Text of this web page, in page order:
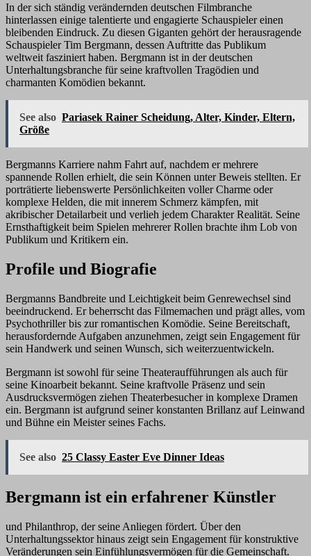
In der sich ständig verändernden deutschen Filmbranche
hinterlassen einige talentierte und engagierte Schauspieler einen
bleibenden Eindruck. Zu diesen Giganten gehört der herausragende
Schauspieler Tim Bergmann, dessen Auftritte das Publikum
weltweit fasziniert haben. Bergmann ist in der deutschen
Unterhaltungsbranche für seine kraftvollen Tragödien und
charmanten Komödien bekannt.
See also Pariasek Rainer Scheidung, Alter, Kinder, Eltern,
Größe
Bergmanns Karriere nahm Fahrt auf, nachdem er mehrere
spannende Rollen erhielt, die sein Können unter Beweis stellten. Er
porträtierte liebenswerte Persönlichkeiten voller Charme oder
komplexe Helden, die mit innerem Schmerz kämpfen, mit
akribischer Detailarbeit und verlieh jedem Charakter Realität. Seine
Ernsthaftigkeit beim Spielen mehrerer Rollen brachte ihm Lob von
Publikum und Kritikern ein.
Profile und Biografie
Bergmanns Bandbreite und Leichtigkeit beim Genrewechsel sind
beeindruckend. Er beherrscht das Filmemachen und prägt alles, vom
Psychothriller bis zur romantischen Komödie. Seine Bereitschaft,
herausfordernde Aufgaben anzunehmen, zeigt sein Engagement für
sein Handwerk und seinen Wunsch, sich weiterzuentwickeln.
Bergmann ist sowohl für seine Theateraufführungen als auch für
seine Kinoarbeit bekannt. Seine kraftvolle Präsenz und sein
Ausdrucksvermögen ziehen Theaterbesucher in komplexe Dramen
ein. Bergmann ist aufgrund seiner konstanten Brillanz auf Leinwand
und Bühne ein Meister seines Fachs.
See also 25 Classy Easter Eve Dinner Ideas
Bergmann ist ein erfahrener Künstler
und Philanthrop, der seine Anliegen fördert. Über den
Unterhaltungssektor hinaus zeigt sein Engagement für konstruktive
Veränderungen sein Einfühlungsvermögen für die Gemeinschaft.